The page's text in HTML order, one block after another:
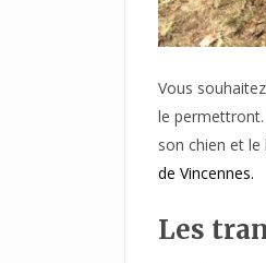
Vous
le permettront.
son chien et
de Vincennes.
Les